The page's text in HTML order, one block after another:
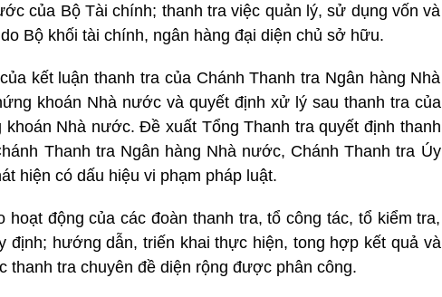
của Bộ Tài chính; thanh tra việc quản lý, sử dụng vốn và
Bộ khối tài chính, ngân hàng đại diện chủ sở hữu.
kết luận thanh tra của Chánh Thanh tra Ngân hàng Nhà
khoán Nhà nước và quyết định xử lý sau thanh tra của
Nhà nước. Đề xuất Tổng Thanh tra quyết định thanh
Thanh tra Ngân hàng Nhà nước, Chánh Thanh tra Úy
hiện có dấu hiệu vi phạm pháp luật.
động của các đoàn thanh tra, tổ công tác, tổ kiểm tra,
định; hướng dẫn, triến khai thực hiện, tong hợp kết quả và
thanh tra chuyên đề diện rộng được phân công.